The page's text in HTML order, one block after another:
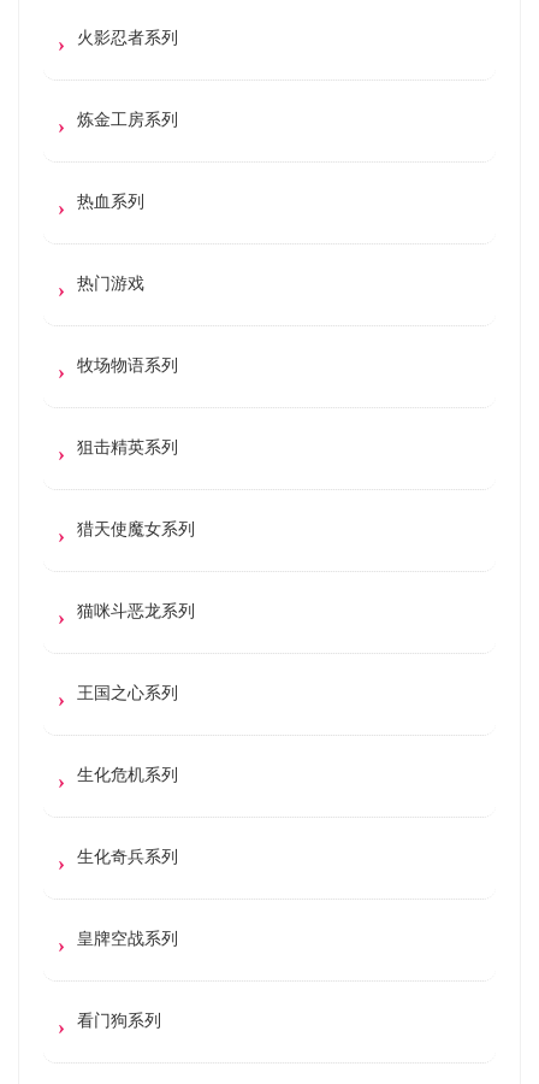
火影忍者系列
炼金工房系列
热血系列
热门游戏
牧场物语系列
狙击精英系列
猎天使魔女系列
猫咪斗恶龙系列
王国之心系列
生化危机系列
生化奇兵系列
皇牌空战系列
看门狗系列